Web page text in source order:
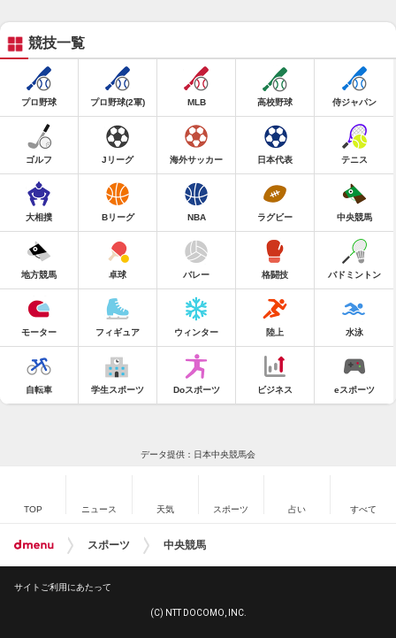
競技一覧
プロ野球 プロ野球(2軍) MLB 高校野球 侍ジャパン
ゴルフ Jリーグ 海外サッカー 日本代表 テニス
大相撲 Bリーグ NBA ラグビー 中央競馬
地方競馬 卓球 バレー 格闘技 バドミントン
モーター フィギュア ウィンター 陸上 水泳
自転車 学生スポーツ Doスポーツ ビジネス eスポーツ
データ提供：日本中央競馬会
TOP ニュース 天気 スポーツ 占い すべて
スポーツ 中央競馬
サイトご利用にあたって
(C) NTT DOCOMO, INC.